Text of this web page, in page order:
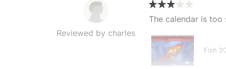
Reviewed by charles
The calendar is
Fish